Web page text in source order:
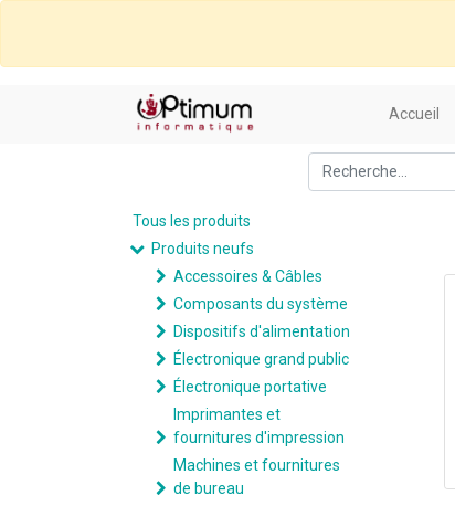
Accueil
Tous les produits
Produits neufs
Accessoires & Câbles
Composants du système
Dispositifs d'alimentation
Électronique grand public
Électronique portative
Imprimantes et
fournitures d'impression
Machines et fournitures
de bureau